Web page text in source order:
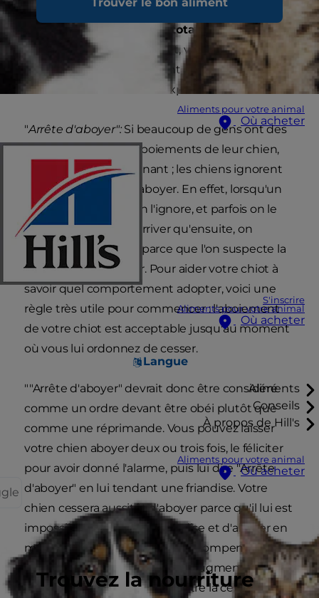
Aliments pour votre animal
Où acheter
S'inscrire
Aliments pour votre animal
Où acheter
Langue
Aliments
Conseils
À propos de Hill's
Aliments pour votre animal
Où acheter
Trouvez la nourriture
et
il serait même injuste, de penser que vous
parviendrez à empêcher totalement votre
chien d'aboyer
. Cependant, votre famille et vos
voisins seront certainement plus heureux si
vous arrivez à limiter son expression sonore !
"Arrête d'aboyer":Si beaucoup de gens ont des
problèmes avec les aboiements de leur chien,
ce n'est guère surprenant ; les chiens ignorent
s'il est bien ou mal d'aboyer. En effet, lorsqu'un
chien aboie, parfois on l'ignore, et parfois on le
réprimande ; il peut arriver qu'ensuite, on
l'encourage à aboyer parce que l'on suspecte la
présence d'un rôdeur. Pour aider votre chiot à
savoir quel comportement adopter, voici une
règle très utile pour commencer : l'aboiement
de votre chiot est acceptable jusqu'au moment
où vous lui ordonnez de cesser.
""Arrête d'aboyer" devrait donc être considéré
comme un ordre devant être obéi plutôt que
comme une réprimande. Vous pouvez laisser
votre chien aboyer deux ou trois fois, le féliciter
pour avoir donné l'alarme, puis lui dire "Arrête
d'aboyer" en lui tendant une friandise. Votre
chien cessera aussitôt d'aboyer parce qu'il lui est
impossible de renifler la friandise et d'aboyer en
même temps. Donnez-lui sa récompense
quelques secondes plus tard. Augmentez
progressivement le temps entre la cessation de